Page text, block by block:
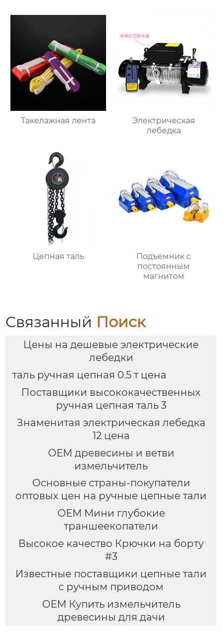
Такелажная лента
Электрическая
лебедка
Цепная таль
Подъемник с
постоянным
магнитом
Связанный Поиск
Цены на дешевые электрические
лебедки
таль ручная цепная 0.5 т цена
Поставщики высококачественных
ручная цепная таль 3
Знаменитая электрическая лебедка
12 цена
OEM древесины и ветви
измельчитель
Основные страны-покупатели
оптовых цен на ручные цепные тали
OEM Мини глубокие
траншеекопатели
Высокое качество Крючки на борту
#3
Известные поставщики цепные тали
с ручным приводом
OEM Купить измельчитель
древесины для дачи